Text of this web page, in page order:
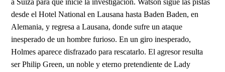
a Suiza para que inicie la investigación. Watson sigue las pistas
desde el Hotel National en Lausana hasta Baden Baden, en
Alemania, y regresa a Lausana, donde sufre un ataque
inesperado de un hombre furioso. En un giro inesperado,
Holmes aparece disfrazado para rescatarlo. El agresor resulta
ser Philip Green, un noble y eterno pretendiente de Lady